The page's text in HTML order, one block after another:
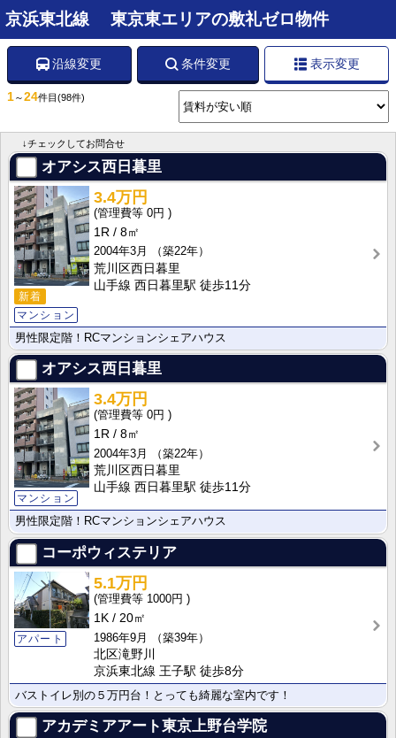
京浜東北線 東京東エリアの敷礼ゼロ物件
沿線変更 条件変更 表示変更
1～24件目 (98件)
↓チェックしてお問合せ
オアシス西日暮里
新着
マンション
3.4万円
0円
1R
8㎡
2004年3月
（築22年）
荒川区西日暮里
山手線 西日暮里駅 徒歩11分
男性限定階！RCマンションシェアハウス
オアシス西日暮里
マンション
3.4万円
0円
1R
8㎡
2004年3月
（築22年）
荒川区西日暮里
山手線 西日暮里駅 徒歩11分
男性限定階！RCマンションシェアハウス
コーポウィステリア
アパート
5.1万円
1000円
1K
20㎡
1986年9月
（築39年）
北区滝野川
京浜東北線 王子駅 徒歩8分
バストイレ別の５万円台！とっても綺麗な室内です！
アカデミアアート東京上野台学院